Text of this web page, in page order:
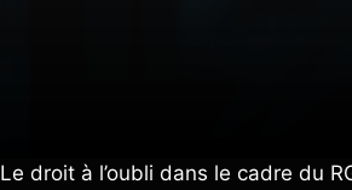
Le droit à l’oubli dans le cadre du